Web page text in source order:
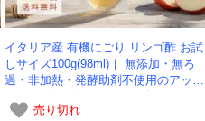
イタリア産 有機にごり リンゴ酢 お試
しサイズ100g(98ml)｜ 無添加・無ろ
過・非加熱・発酵助剤不使用のアップ
しま屋-【送料無料】*メール便での発
売り切れ